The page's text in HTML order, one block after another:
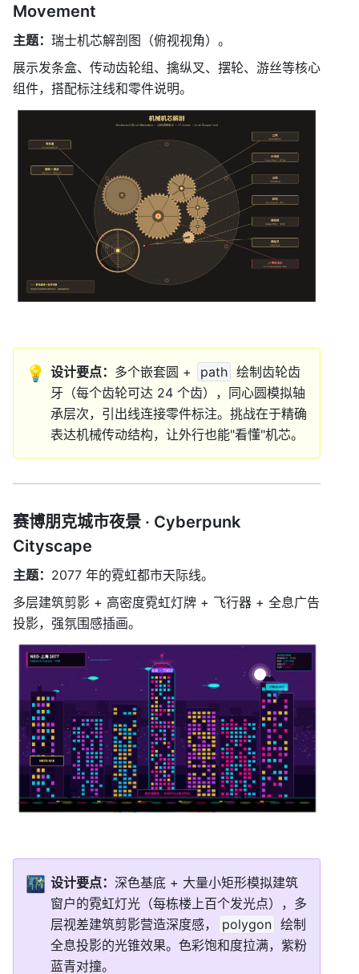
Movement
主题： 瑞士机芯解剖图（俯视视角）。
展示发条盒、传动齿轮组、擒纵叉、摆轮、游丝等核心
组件，搭配标注线和零件说明。
💡 设计要点： 多个嵌套圆 + path 绘制齿轮齿
牙（每个齿轮可达 24 个齿），同心圆模拟轴
承层次，引出线连接零件标注。挑战在于精确
表达机械传动结构，让外行也能"看懂"机芯。
赛博朋克城市夜景 · Cyberpunk
Cityscape
主题： 2077 年的霓虹都市天际线。
多层建筑剪影 + 高密度霓虹灯牌 + 飞行器 + 全息广告
投影，强氛围感插画。
🌃 设计要点： 深色基底 + 大量小矩形模拟建筑
窗户的霓虹灯光（每栋楼上百个发光点），多
层视差建筑剪影营造深度感，
polygon 绘制
全息投影的光锥效果。色彩饱和度拉满，紫粉
蓝青对撞。